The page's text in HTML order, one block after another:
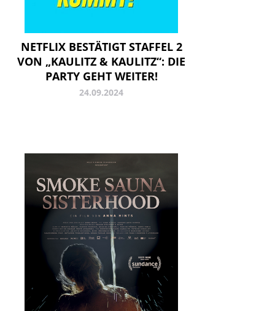
NETFLIX BESTÄTIGT STAFFEL 2
VON „KAULITZ & KAULITZ“: DIE
PARTY GEHT WEITER!
24.09.2024